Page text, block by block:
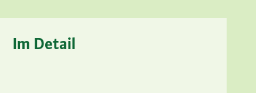
Im Detail